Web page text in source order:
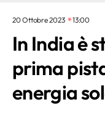
20 Ottobre 2023 13:00
In India è
prima
energia